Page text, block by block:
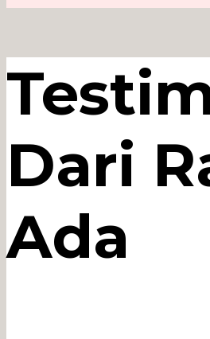
Dari
Ada